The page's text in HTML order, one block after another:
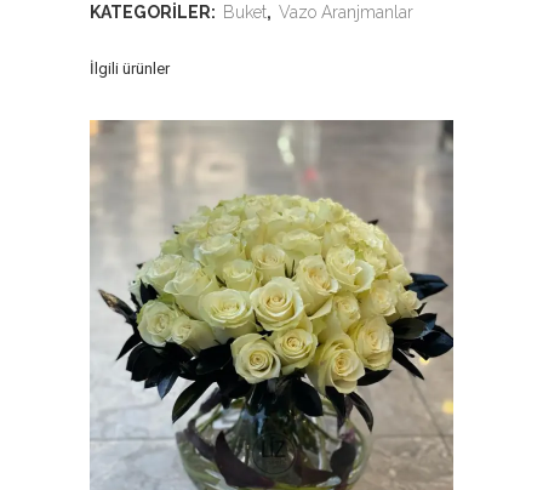
KATEGORILER: Buket, Vazo Aranjmanlar
İlgili ürünler